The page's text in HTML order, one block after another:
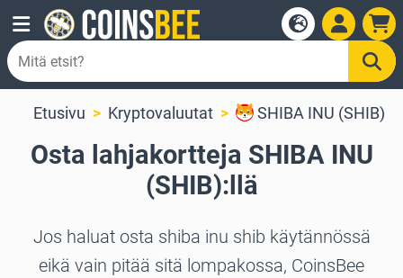
Etusivu Kryptovaluutat SHIBA INU (SHIB)
Osta lahjakortteja SHIBA INU
(SHIB):llä
Jos haluat osta shiba inu shib käytännössä
eikä vain pitää sitä lompakossa, CoinsBee